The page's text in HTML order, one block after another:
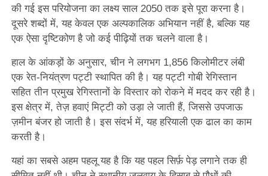
की गई इस परियोजना का लक्ष्य साल 2050 तक इसे पूरा करना है।
दूसरे शब्दों में, यह केवल एक अल्पकालिक अभियान नहीं है, बल्कि यह
एक ऐसा दृष्टिकोण है जो कई पीढ़ियों तक चलने वाला है।
हाल के आंकड़ों के अनुसार, चीन ने लगभग 1,856 किलोमीटर लंबी
एक रेत-नियंत्रण पट्टी स्थापित की है। यह पट्टी गोबी रेगिस्तान
सहित तीन प्रमुख रेगिस्तानों के विस्तार को रोकने में मदद कर रही है।
इस क्षेत्र में, तेज़ हवाएं मिट्टी को उड़ा ले जाती हैं, जिससे उपजाऊ
ज़मीन बंजर हो जाती है। इस संदर्भ में, यह हरियाली एक ढाल का काम
करती है।
यहां का सबसे अहम पहलू यह है कि यह पहल सिर्फ़ पेड़ लगाने तक ही